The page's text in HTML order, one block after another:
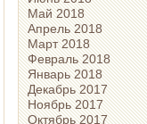
Май 2018
Апрель 2018
Март 2018
Февраль 2018
Январь 2018
Декабрь 2017
Ноябрь 2017
Октябрь 2017